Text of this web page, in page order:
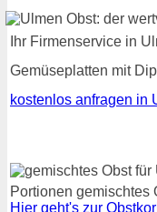
Ihr Firmenservice in
Gemüseplatten mit
kostenlos anfragen in
Portionen gemischtes
Hier geht's zur